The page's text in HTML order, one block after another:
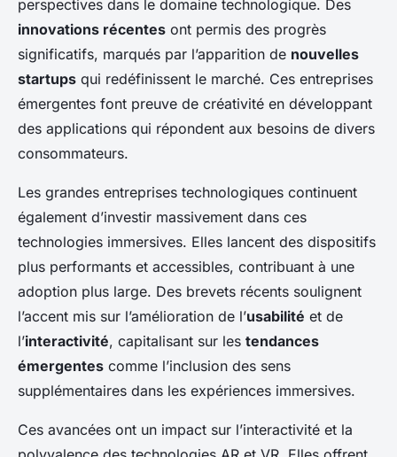
perspectives dans le domaine technologique. Des
innovations récentes ont permis des progrès
significatifs, marqués par l’apparition de nouvelles
startups qui redéfinissent le marché. Ces entreprises
émergentes font preuve de créativité en développant
des applications qui répondent aux besoins de divers
consommateurs.
Les grandes entreprises technologiques continuent
également d’investir massivement dans ces
technologies immersives. Elles lancent des dispositifs
plus performants et accessibles, contribuant à une
adoption plus large. Des brevets récents soulignent
l’accent mis sur l’amélioration de l’usabilité et de
l’interactivité, capitalisant sur les tendances
émergentes comme l’inclusion des sens
supplémentaires dans les expériences immersives.
Ces avancées ont un impact sur l’interactivité et la